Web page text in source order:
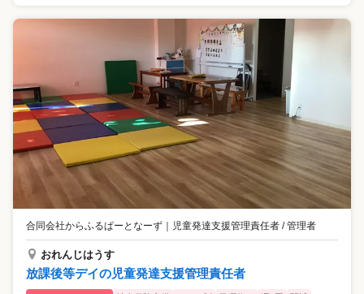
合同会社からふるぱーとなーず 児童発達支援管理責任者 / 管理者
おれんじはうす
放課後等デイの児童発達支援管理責任者